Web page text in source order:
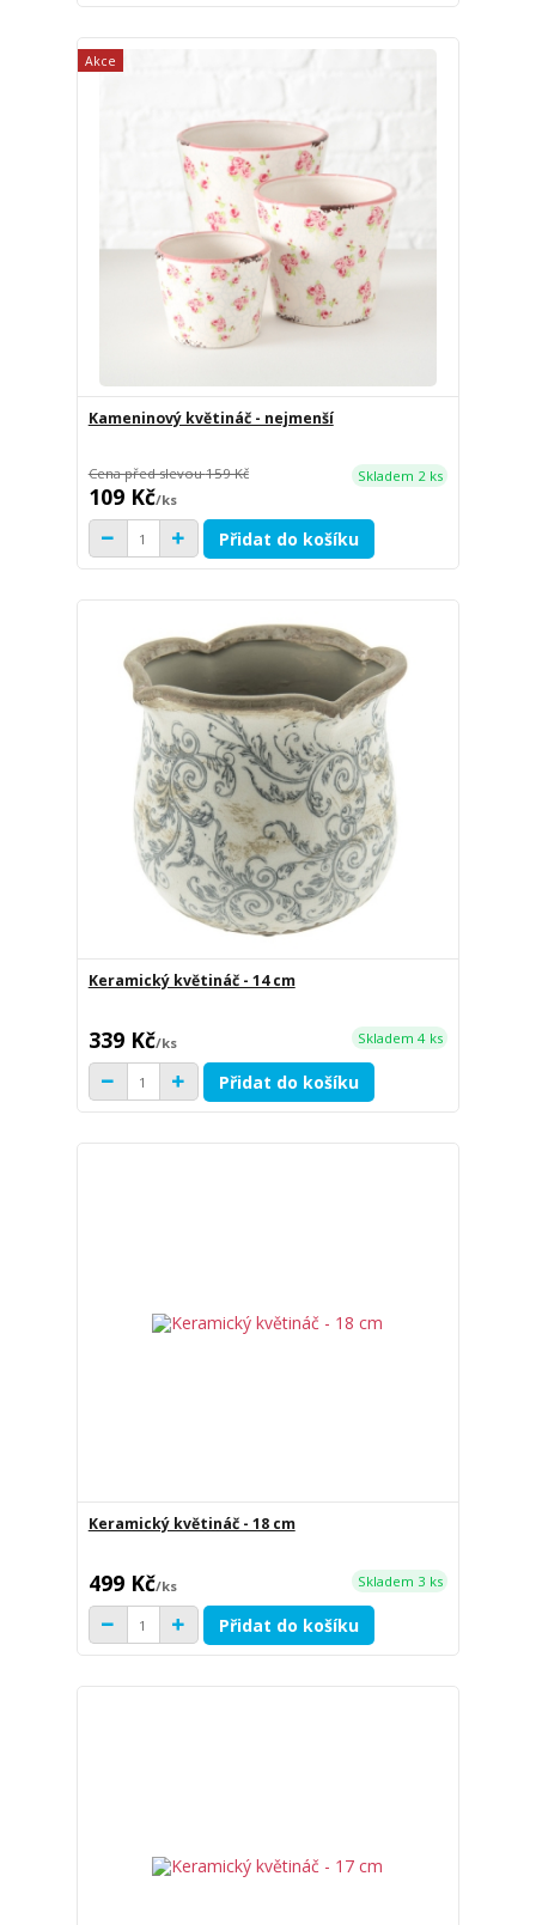
Akce
Kameninový květináč - nejmenší
Cena před slevou159 Kč
109 Kč/ks
Skladem 2 ks
Přidat do košíku
Keramický květináč - 14 cm
339 Kč/ks Skladem 4 ks
Přidat do košíku
Keramický květináč - 18 cm
499 Kč/ks Skladem 3 ks
Přidat do košíku